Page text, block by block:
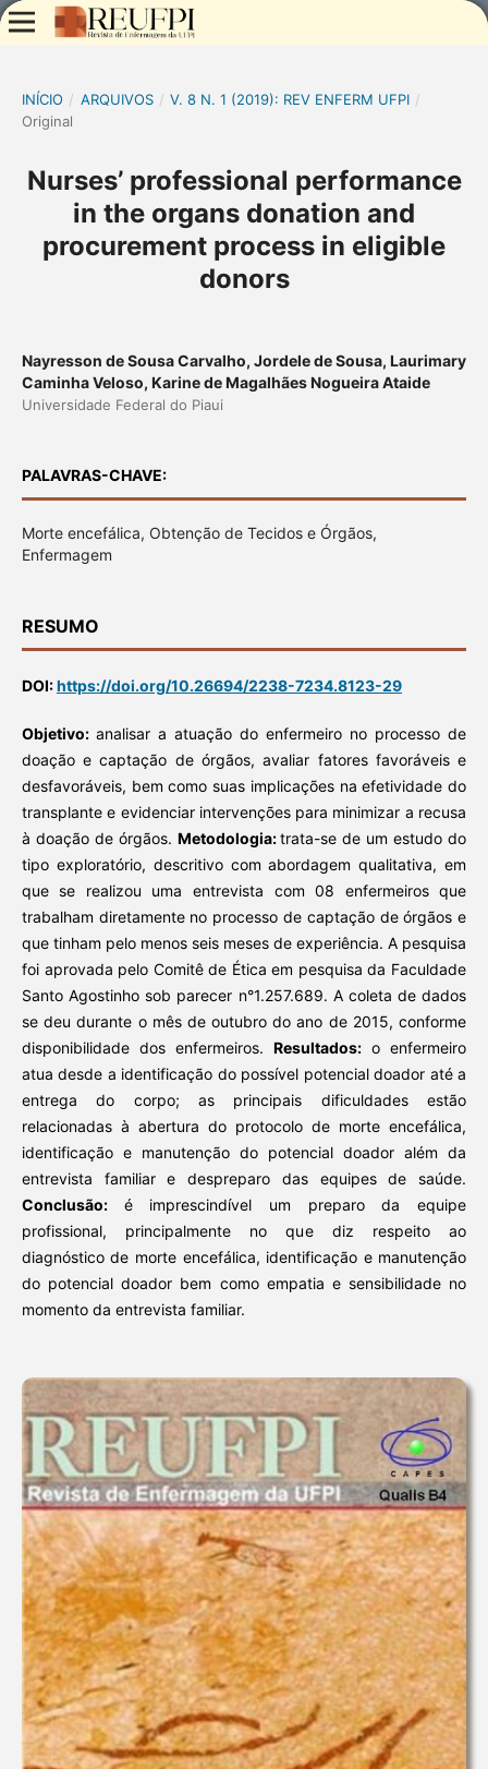
INÍCIO / ARQUIVOS / V. 8 N. 1 (2019): REV ENFERM UFPI /
Original
Nurses’ professional performance
in the organs donation and
procurement process in eligible
donors
Nayresson de Sousa Carvalho, Jordele de Sousa, Laurimary
Caminha Veloso, Karine de Magalhães Nogueira Ataide
Universidade Federal do Piaui
PALAVRAS-CHAVE:
Morte encefálica, Obtenção de Tecidos e Órgãos,
Enfermagem
RESUMO
DOI:https://doi.org/10.26694/2238-7234.8123-29
Objetivo: analisar a atuação do enfermeiro no processo de
doação e captação de órgãos, avaliar fatores favoráveis e
desfavoráveis, bem como suas implicações na efetividade do
transplante e evidenciar intervenções para minimizar a recusa
à doação de órgãos. Metodologia:trata-se de um estudo do
tipo exploratório, descritivo com abordagem qualitativa, em
que se realizou uma entrevista com 08 enfermeiros que
trabalham diretamente no processo de captação de órgãos e
que tinham pelo menos seis meses de experiência. A pesquisa
foi aprovada pelo Comitê de Ética em pesquisa da Faculdade
Santo Agostinho sob parecer n°1.257.689. A coleta de dados
se deu durante o mês de outubro do ano de 2015, conforme
disponibilidade dos enfermeiros.Resultados: o enfermeiro
atua desde a identificação do possível potencial doador até a
entrega do corpo; as principais dificuldades estão
relacionadas à abertura do protocolo de morte encefálica,
identificação e manutenção do potencial doador além da
entrevista familiar e despreparo das equipes de saúde.
Conclusão: é imprescindível um preparo da equipe
profissional, principalmente no que diz respeito ao
diagnóstico de morte encefálica, identificação e manutenção
do potencial doador bem como empatia e sensibilidade no
momento da entrevista familiar.